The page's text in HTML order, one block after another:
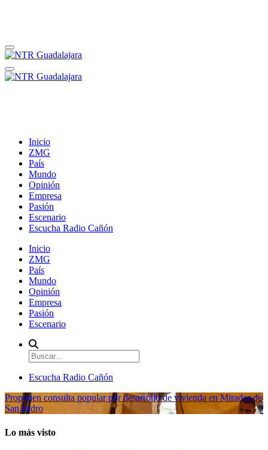
Inicio
ZMG
País
Mundo
Opinión
Empresa
Pasión
Escenario
Escucha Radio Cañón
Inicio
ZMG
País
Mundo
Opinión
Empresa
Pasión
Escenario
Escucha Radio Cañón
Proponen consulta popular por desarrollo de vivienda en Mirador de
San Isidro
Lo más visto